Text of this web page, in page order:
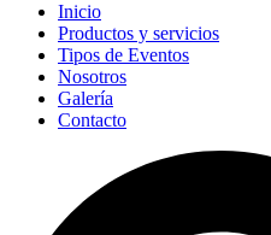
Inicio
Productos y servicios
Tipos de Eventos
Nosotros
Galería
Contacto